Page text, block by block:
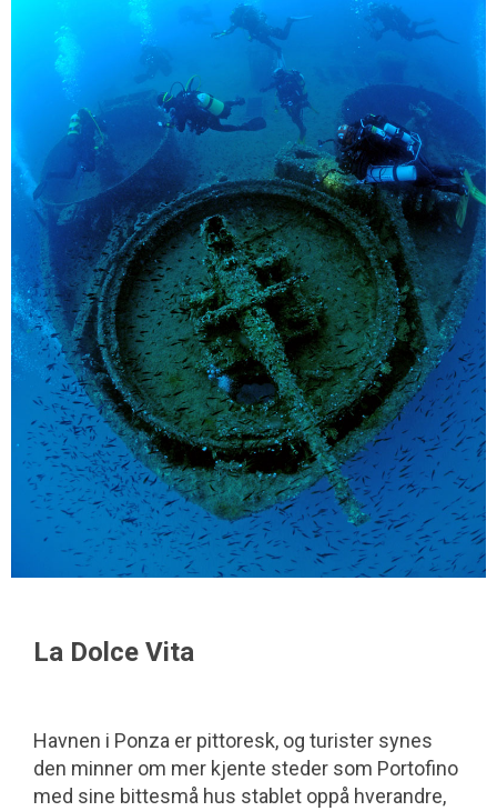
La Dolce Vita
Havnen i Ponza er pittoresk, og turister synes
den minner om mer kjente steder som Portofino
med sine bittesmå hus stablet oppå hverandre,